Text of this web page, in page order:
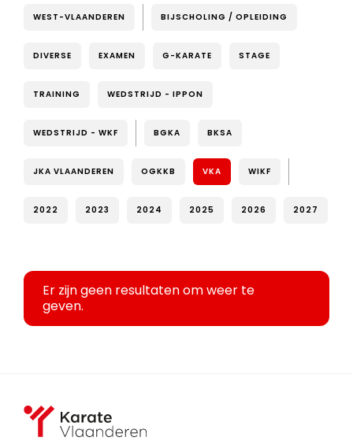
WEST-VLAANDEREN BIJSCHOLING / OPLEIDING
DIVERSE EXAMEN G-KARATE STAGE
TRAINING WEDSTRIJD - IPPON
WEDSTRIJD - WKF BGKA BKSA
JKA VLAANDEREN OGKKB VKA WIKF
2022 2023 2024 2025 2026 2027
Er zijn geen resultaten om weer te
geven.